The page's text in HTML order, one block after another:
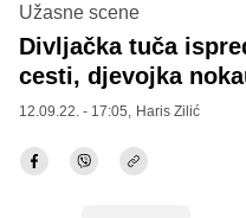
Užasne scene
Divljačka tuča
cesti, djevojka
12.09.22. - 17:05, Haris Zilić